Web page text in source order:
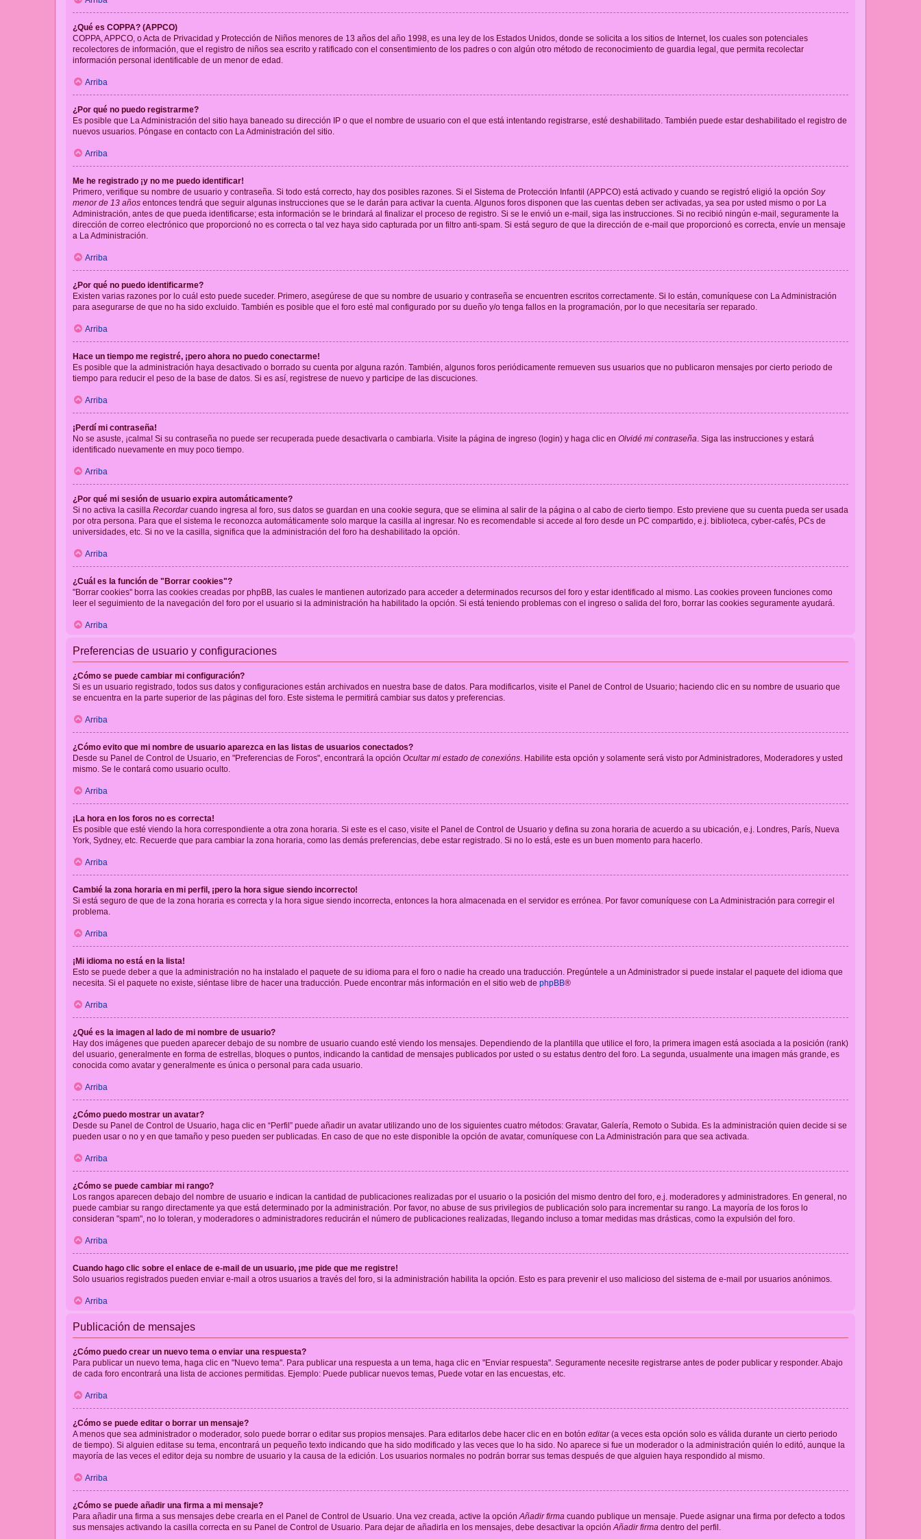
¿Qué es COPPA? (APPCO)
COPPA, APPCO, o Acta de Privacidad y Protección de Niños menores de 13 años del año 1998, es una ley de los Estados Unidos, donde se solicita a los sitios de Internet, los cuales son potenciales
recolectores de información, que el registro de niños sea escrito y ratificado con el consentimiento de los padres o con algún otro método de reconocimiento de guardia legal, que permita recolectar
información personal identificable de un menor de edad.
Arriba
¿Por qué no puedo registrarme?
Es posible que La Administración del sitio haya baneado su dirección IP o que el nombre de usuario con el que está intentando registrarse, esté deshabilitado. También puede estar deshabilitado el registro de
nuevos usuarios. Póngase en contacto con La Administración del sitio.
Arriba
Me he registrado ¡y no me puedo identificar!
Primero, verifique su nombre de usuario y contraseña. Si todo está correcto, hay dos posibles razones. Si el Sistema de Protección Infantil (APPCO) está activado y cuando se registró eligió la opción Soy
menor de 13 años entonces tendrá que seguir algunas instrucciones que se le darán para activar la cuenta. Algunos foros disponen que las cuentas deben ser activadas, ya sea por usted mismo o por La
Administración, antes de que pueda identificarse; esta información se le brindará al finalizar el proceso de registro. Si se le envió un e-mail, siga las instrucciones. Si no recibió ningún e-mail, seguramente la
dirección de correo electrónico que proporcionó no es correcta o tal vez haya sido capturada por un filtro anti-spam. Si está seguro de que la dirección de e-mail que proporcionó es correcta, envíe un mensaje
a La Administración.
Arriba
¿Por qué no puedo identificarme?
Existen varias razones por lo cuál esto puede suceder. Primero, asegúrese de que su nombre de usuario y contraseña se encuentren escritos correctamente. Si lo están, comuníquese con La Administración
para asegurarse de que no ha sido excluido. También es posible que el foro esté mal configurado por su dueño y/o tenga fallos en la programación, por lo que necesitaría ser reparado.
Arriba
Hace un tiempo me registré, ¡pero ahora no puedo conectarme!
Es posible que la administración haya desactivado o borrado su cuenta por alguna razón. También, algunos foros periódicamente remueven sus usuarios que no publicaron mensajes por cierto periodo de
tiempo para reducir el peso de la base de datos. Si es así, registrese de nuevo y participe de las discuciones.
Arriba
¡Perdí mi contraseña!
No se asuste, ¡calma! Si su contraseña no puede ser recuperada puede desactivarla o cambiarla. Visite la página de ingreso (login) y haga clic en Olvidé mi contraseña. Siga las instrucciones y estará
identificado nuevamente en muy poco tiempo.
Arriba
¿Por qué mi sesión de usuario expira automáticamente?
Si no activa la casilla Recordarcuando ingresa al foro, sus datos se guardan en una cookie segura, que se elimina al salir de la página o al cabo de cierto tiempo. Esto previene que su cuenta pueda ser usada
por otra persona. Para que el sistema le reconozca automáticamente solo marque la casilla al ingresar. No es recomendable si accede al foro desde un PC compartido, e.j. biblioteca, cyber-cafés, PCs de
universidades, etc. Si no ve la casilla, significa que la administración del foro ha deshabilitado la opción.
Arriba
¿Cuál es la función de "Borrar cookies"?
"Borrar cookies" borra las cookies creadas por phpBB, las cuales le mantienen autorizado para acceder a determinados recursos del foro y estar identificado al mismo. Las cookies proveen funciones como
leer el seguimiento de la navegación del foro por el usuario si la administración ha habilitado la opción. Si está teniendo problemas con el ingreso o salida del foro, borrar las cookies seguramente ayudará.
Arriba
Preferencias de usuario y configuraciones
¿Cómo se puede cambiar mi configuración?
Si es un usuario registrado, todos sus datos y configuraciones están archivados en nuestra base de datos. Para modificarlos, visite el Panel de Control de Usuario; haciendo clic en su nombre de usuario que
se encuentra en la parte superior de las páginas del foro. Este sistema le permitirá cambiar sus datos y preferencias.
Arriba
¿Cómo evito que mi nombre de usuario aparezca en las listas de usuarios conectados?
Desde su Panel de Control de Usuario, en "Preferencias de Foros", encontrará la opción Ocultar mi estado de conexións. Habilite esta opción y solamente será visto por Administradores, Moderadores y usted
mismo. Se le contará como usuario oculto.
Arriba
¡La hora en los foros no es correcta!
Es posible que esté viendo la hora correspondiente a otra zona horaria. Si este es el caso, visite el Panel de Control de Usuario y defina su zona horaria de acuerdo a su ubicación, e.j. Londres, París, Nueva
York, Sydney, etc. Recuerde que para cambiar la zona horaria, como las demás preferencias, debe estar registrado. Si no lo está, este es un buen momento para hacerlo.
Arriba
Cambié la zona horaria en mi perfil, ¡pero la hora sigue siendo incorrecto!
Si está seguro de que de la zona horaria es correcta y la hora sigue siendo incorrecta, entonces la hora almacenada en el servidor es errónea. Por favor comuníquese con La Administración para corregir el
problema.
Arriba
¡Mi idioma no está en la lista!
Esto se puede deber a que la administración no ha instalado el paquete de su idioma para el foro o nadie ha creado una traducción. Pregúntele a un Administrador si puede instalar el paquete del idioma que
necesita. Si el paquete no existe, siéntase libre de hacer una traducción. Puede encontrar más información en el sitio web de phpBB®
Arriba
¿Qué es la imagen al lado de mi nombre de usuario?
Hay dos imágenes que pueden aparecer debajo de su nombre de usuario cuando esté viendo los mensajes. Dependiendo de la plantilla que utilice el foro, la primera imagen está asociada a la posición (rank)
del usuario, generalmente en forma de estrellas, bloques o puntos, indicando la cantidad de mensajes publicados por usted o su estatus dentro del foro. La segunda, usualmente una imagen más grande, es
conocida como avatar y generalmente es única o personal para cada usuario.
Arriba
¿Cómo puedo mostrar un avatar?
Desde su Panel de Control de Usuario, haga clic en “Perfil” puede añadir un avatar utilizando uno de los siguientes cuatro métodos: Gravatar, Galería, Remoto o Subida. Es la administración quien decide si se
pueden usar o no y en que tamaño y peso pueden ser publicadas. En caso de que no este disponible la opción de avatar, comuníquese con La Administración para que sea activada.
Arriba
¿Cómo se puede cambiar mi rango?
Los rangos aparecen debajo del nombre de usuario e indican la cantidad de publicaciones realizadas por el usuario o la posición del mismo dentro del foro, e.j. moderadores y administradores. En general, no
puede cambiar su rango directamente ya que está determinado por la administración. Por favor, no abuse de sus privilegios de publicación solo para incrementar su rango. La mayoría de los foros lo
consideran "spam", no lo toleran, y moderadores o administradores reducirán el número de publicaciones realizadas, llegando incluso a tomar medidas mas drásticas, como la expulsión del foro.
Arriba
Cuando hago clic sobre el enlace de e-mail de un usuario, ¡me pide que me registre!
Solo usuarios registrados pueden enviar e-mail a otros usuarios a través del foro, si la administración habilita la opción. Esto es para prevenir el uso malicioso del sistema de e-mail por usuarios anónimos.
Arriba
Publicación de mensajes
¿Cómo puedo crear un nuevo tema o enviar una respuesta?
Para publicar un nuevo tema, haga clic en "Nuevo tema". Para publicar una respuesta a un tema, haga clic en "Enviar respuesta". Seguramente necesite registrarse antes de poder publicar y responder. Abajo
de cada foro encontrará una lista de acciones permitidas. Ejemplo: Puede publicar nuevos temas, Puede votar en las encuestas, etc.
Arriba
¿Cómo se puede editar o borrar un mensaje?
A menos que sea administrador o moderador, solo puede borrar o editar sus propios mensajes. Para editarlos debe hacer clic en en botón editar(a veces esta opción solo es válida durante un cierto periodo
de tiempo). Si alguien editase su tema, encontrará un pequeño texto indicando que ha sido modificado y las veces que lo ha sido. No aparece si fue un moderador o la administración quién lo editó, aunque la
mayoría de las veces el editor deja su nombre de usuario y la causa de la edición. Los usuarios normales no podrán borrar sus temas después de que alguien haya respondido al mismo.
Arriba
¿Cómo se puede añadir una firma a mi mensaje?
Para añadir una firma a sus mensajes debe crearla en el Panel de Control de Usuario. Una vez creada, active la opciónAñadir firma cuando publique un mensaje. Puede asignar una firma por defecto a todos
sus mensajes activando la casilla correcta en su Panel de Control de Usuario. Para dejar de añadirla en los mensajes, debe desactivar la opciónAñadir firma dentro del perfil.